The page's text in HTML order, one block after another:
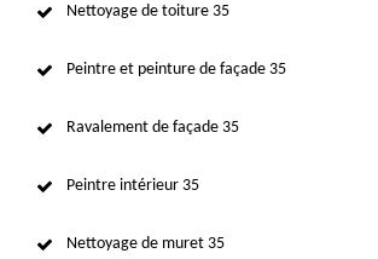
Nettoyage de toiture 35
Peintre et peinture de façade 35
Ravalement de façade 35
Peintre intérieur 35
Nettoyage de muret 35